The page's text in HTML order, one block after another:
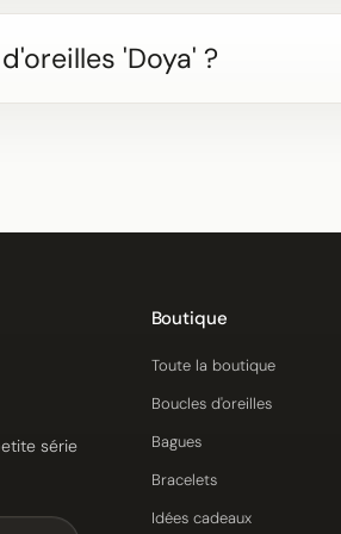
'Doya' ?
série
Boutique
Toute la boutique
Boucles d'oreilles
Bagues
Bracelets
Idées cadeaux